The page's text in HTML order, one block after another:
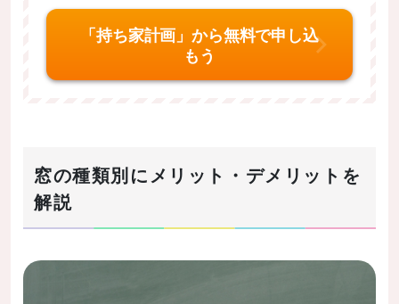
「持ち家計画」から無料で申し込
もう
窓の種類別にメリット・デメリットを
解説